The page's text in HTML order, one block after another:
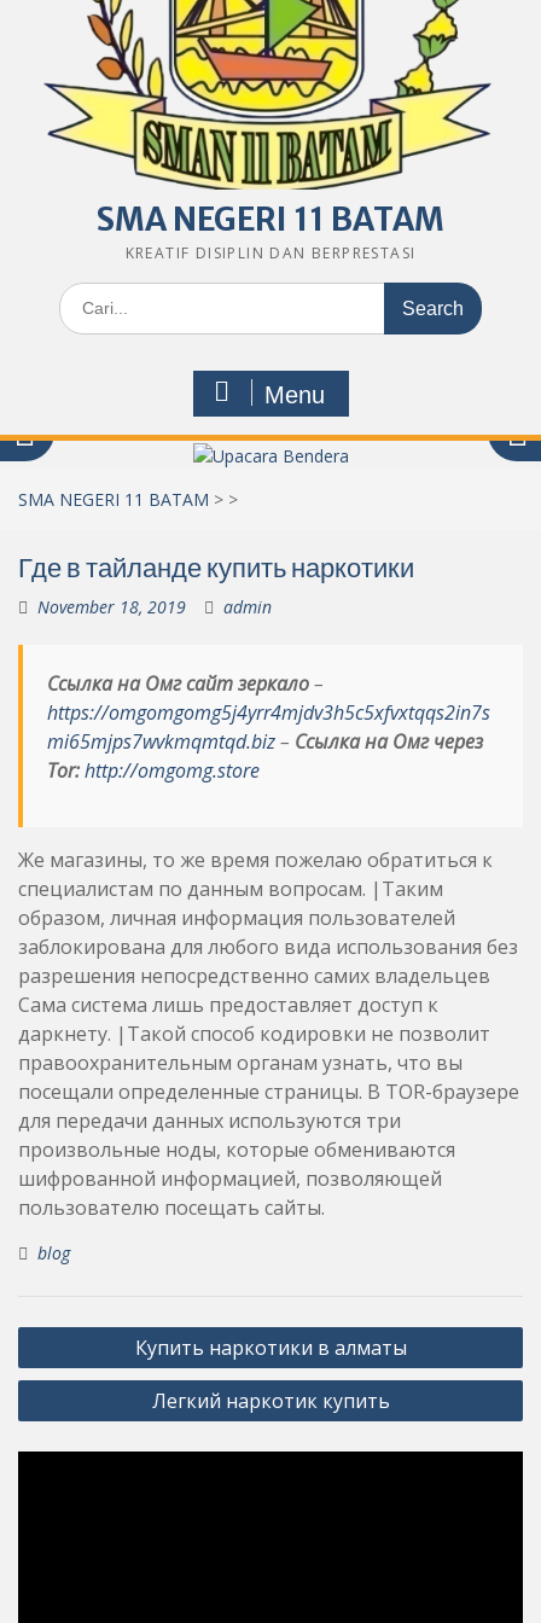
SMA NEGERI 11 BATAM
KREATIF DISIPLIN DAN BERPRESTASI
Search
for:
Menu
SMA NEGERI 11 BATAM > >
Где в тайланде купить наркотики
November 18, 2019 admin
Ссылка на Омг сайт зеркало–
https://omgomgomg5j4yrr4mjdv3h5c5xfvxtqqs2in7s
mi65mjps7wvkmqmtqd.biz– Ссылка на Омг через
Tor:http://omgomg.store
Же магазины, то же время пожелаю обратиться к
специалистам по данным вопросам. |Таким
образом, личная информация пользователей
заблокирована для любого вида использования без
разрешения непосредственно самих владельцев
Сама система лишь предоставляет доступ к
даркнету. |Такой способ кодировки не позволит
правоохранительным органам узнать, что вы
посещали определенные страницы. В TOR-браузере
для передачи данных используются три
произвольные ноды, которые обмениваются
шифрованной информацией, позволяющей
пользователю посещать сайты.
blog
Post
navigation
Купить наркотики в алматы
Легкий наркотик купить